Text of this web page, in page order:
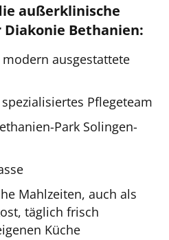
außerklinische
Bethanien:
ausgestattete
Pflegeteam
Park Solingen-
Mahlzeiten, auch als
täglich frisch
Küche